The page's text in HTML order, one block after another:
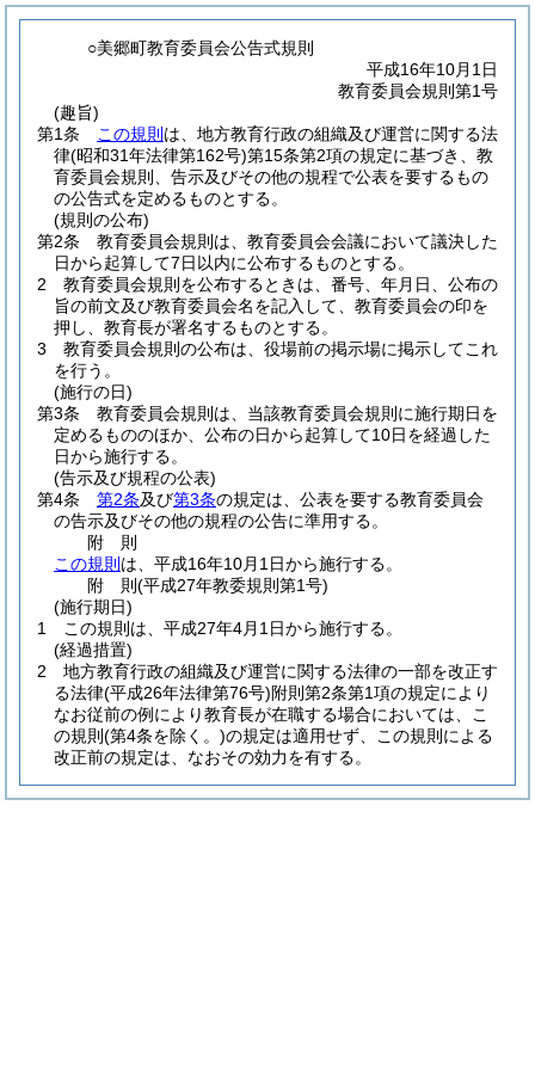
○美郷町教育委員会公告式規則
平成16年10月1日
教育委員会規則第1号
(趣旨)
第1条
この規則 は、地方教育行政の組織及び運営に関する法
律(昭和31年法律第162号)第15条第2項の規定に基づき、教
育委員会規則、告示及びその他の規程で公表を要するもの
の公告式を定めるものとする。
(規則の公布)
第2条
教育委員会規則は、教育委員会会議において議決した
日から起算して7日以内に公布するものとする。
2
教育委員会規則を公布するときは、番号、年月日、公布の
旨の前文及び教育委員会名を記入して、教育委員会の印を
押し、教育長が署名するものとする。
3
教育委員会規則の公布は、役場前の掲示場に掲示してこれ
を行う。
(施行の日)
第3条
教育委員会規則は、当該教育委員会規則に施行期日を
定めるもののほか、公布の日から起算して10日を経過した
日から施行する。
(告示及び規程の公表)
第4条
第2条及び第3条の規定は、公表を要する教育委員会
の告示及びその他の規程の公告に準用する。
附 則
この規則 は、平成16年10月1日から施行する。
附 則(平成27年教委規則第1号)
(施行期日)
1
この規則は、平成27年4月1日から施行する。
(経過措置)
2
地方教育行政の組織及び運営に関する法律の一部を改正す
る法律(平成26年法律第76号)附則第2条第1項の規定により
なお従前の例により教育長が在職する場合においては、こ
の規則 (第4条を除く。)の規定は適用せず、この規則による
改正前の規定は、なおその効力を有する。